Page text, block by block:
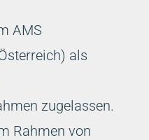
AMS
als
zugelassen.
Rahmen von